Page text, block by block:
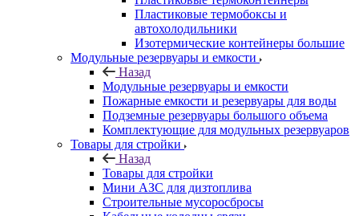
Пластиковые термобоксы и
автохолодильники
Изотермические контейнеры большие
Модульные резервуары и емкости
Назад
Модульные резервуары и емкости
Пожарные емкости и резервуары для воды
Подземные резервуары большого объема
Комплектующие для модульных резервуаров
Товары для стройки
Назад
Товары для стройки
Мини АЗС для дизтоплива
Строительные мусоросбросы